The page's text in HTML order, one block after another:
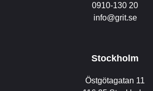
0910-130 20
info@grit.se
Stockholm
Östgötagatan 11